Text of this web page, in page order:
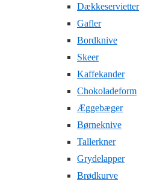
Dækkeservietter
Gafler
Bordknive
Skeer
Kaffekander
Chokoladeform
Æggebæger
Børneknive
Tallerkner
Grydelapper
Brødkurve